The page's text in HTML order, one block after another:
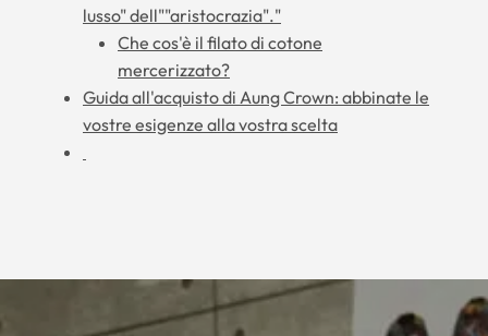
lusso" dell""aristocrazia"."
Che cos'è il filato di cotone
mercerizzato?
Guida all'acquisto di Aung Crown: abbinate le
vostre esigenze alla vostra scelta